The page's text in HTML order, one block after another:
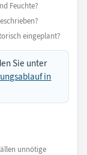
Feuchte?
eingeplant?
Sie unter
in
unnötige